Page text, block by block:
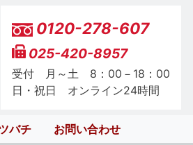
0120-278-607
025-420-8957
受付 月～土 8：00－18：00
日・祝日 オンライン24時間
バチ お問い合わせ